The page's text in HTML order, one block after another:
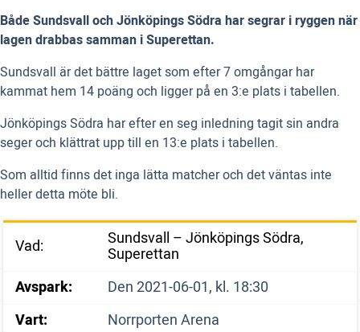
Både Sundsvall och Jönköpings Södra har segrar i ryggen när
lagen drabbas samman i Superettan.
Sundsvall är det bättre laget som efter 7 omgångar har
kammat hem 14 poäng och ligger på en 3:e plats i tabellen.
Jönköpings Södra har efter en seg inledning tagit sin andra
seger och klättrat upp till en 13:e plats i tabellen.
Som alltid finns det inga lätta matcher och det väntas inte
heller detta möte bli.
Vad: Sundsvall – Jönköpings Södra,
Superettan
Avspark:
Den 2021-06-01, kl. 18:30
Vart:
Norrporten Arena